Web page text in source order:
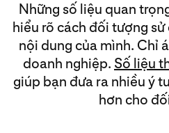
Những số liệu quan
hiểu rõ cách đối tượng
nội dung của mình. Chỉ
doanh nghiệp. Số liệu
giúp bạn đưa ra nhiều ý
hơn cho